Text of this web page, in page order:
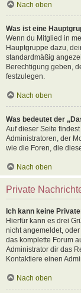
Nach oben
Was ist eine
Wenn du Mitglied in
Hauptgruppe dazu,
standardmäßig
Berechtigung geben,
festzulegen.
Nach oben
Was bedeutet der
Auf dieser Seite
Administratoren, der
wie die Foren, die
Nach oben
Private
Ich kann keine
Hierfür kann es drei
nicht angemeldet,
das komplette Forum
Administrator dir das
Kontaktiere einen
Nach oben